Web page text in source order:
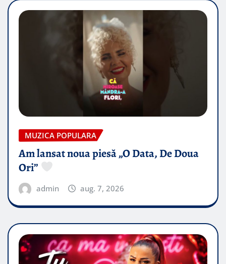
MUZICA POPULARA
Am lansat noua piesă „O Data, De Doua
Ori”
admin aug. 7, 2026